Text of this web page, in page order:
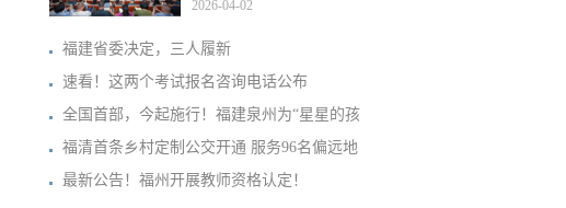
导
2026-04-02
福建省委决定，三人履新
速看！这两个考试报名咨询电话公布
全国首部，今起施行！福建泉州为“星星的孩
福清首条乡村定制公交开通 服务96名偏远地
最新公告！福州开展教师资格认定！